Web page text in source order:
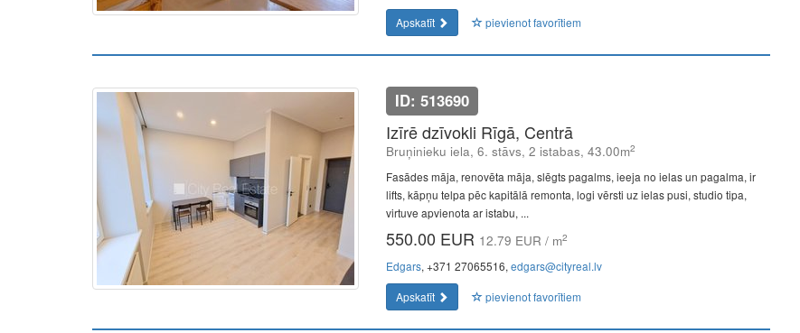
Apskatīt
pievienot favorītiem
ID: 513690
Izīrē dzīvokli Rīgā, Centrā
Bruņinieku iela, 6. stāvs, 2 istabas, 43.00m2
Fasādes māja, renovēta māja, slēgts pagalms, ieeja no ielas un pagalma, ir
lifts, kāpņu telpa pēc kapitālā remonta, logi vērsti uz ielas pusi, studio tipa,
virtuve apvienota ar istabu, ...
550.00 EUR 12.79 EUR / m2
Edgars, +371 27065516, edgars@cityreal.lv
Apskatīt
pievienot favorītiem